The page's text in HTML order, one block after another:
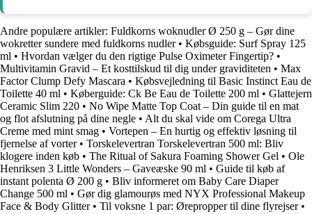
Andre populære artikler: Fuldkorns woknudler Ø 250 g – Gør dine
wokretter sundere med fuldkorns nudler• Købsguide: Surf Spray 125
ml • Hvordan vælger du den rigtige Pulse Oximeter Fingertip? •
Multivitamin Gravid – Et kosttilskud til dig under graviditeten • Max
Factor Clump Defy Mascara • Købsvejledning til Basic Instinct Eau de
Toilette 40 ml • Køberguide: Ck Be Eau de Toilette 200 ml • Glattejern
Ceramic Slim 220 • No Wipe Matte Top Coat – Din guide til en mat
og flot afslutning på dine negle • Alt du skal vide om Corega Ultra
Creme med mint smag • Vortepen – En hurtig og effektiv løsning til
fjernelse af vorter• Torskelevertran Torskelevertran 500 ml: Bliv
klogere inden køb • The Ritual of Sakura Foaming Shower Gel • Ole
Henriksen 3 Little Wonders – Gaveæske 90 ml • Guide til køb af
instant polenta Ø 200 g • Bliv informeret om Baby Care Diaper
Change 500 ml • Gør dig glamourøs med NYX Professional Makeup
Face & Body Glitter• Til voksne 1 par: Ørepropper til dine flyrejser•